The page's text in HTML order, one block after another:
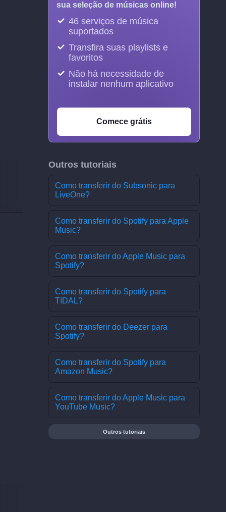
sua seleção de músicas online!
46 serviços de música
suportados
Transfira suas playlists e
favoritos
Não há necessidade de
instalar nenhum aplicativo
Comece grátis
Outros tutoriais
Como transferir do Subsonic para
LiveOne?
Como transferir do Spotify para Apple
Music?
Como transferir do Apple Music para
Spotify?
Como transferir do Spotify para
TIDAL?
Como transferir do Deezer para
Spotify?
Como transferir do Spotify para
Amazon Music?
Como transferir do Apple Music para
YouTube Music?
Outros tutoriais